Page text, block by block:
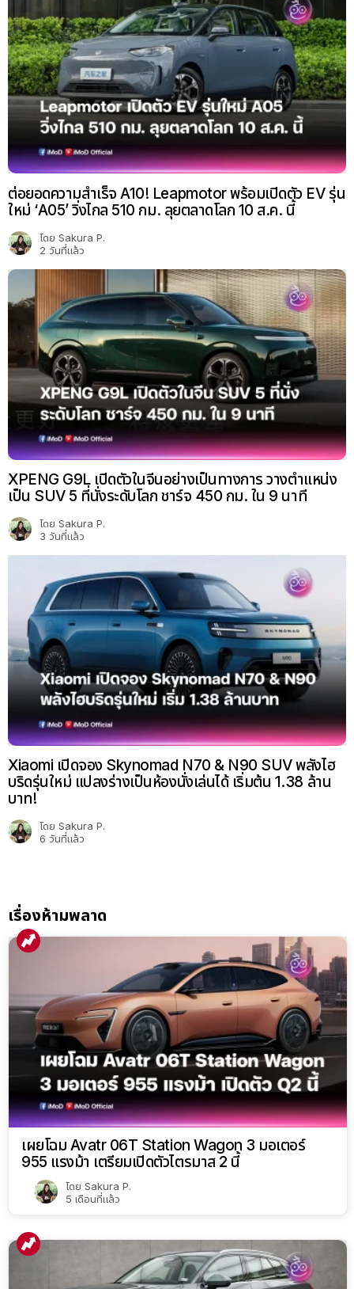
ต่อยอดความสำเร็จ A10! Leapmotor พร้อมเปิดตัว EV รุ่น
ใหม่ ‘A05’ วิ่งไกล 510 กม. ลุยตลาดโลก 10 ส.ค. นี้
โดย Sakura P.
2 วันที่แล้ว
XPENG G9L เปิดตัวในจีนอย่างเป็นทางการ วางตำแหน่ง
เป็น SUV 5 ที่นั่งระดับโลก ชาร์จ 450 กม. ใน 9 นาที
โดย Sakura P.
3 วันที่แล้ว
Xiaomi เปิดจอง Skynomad N70 & N90 SUV พลังไฮ
บริดรุ่นใหม่ แปลงร่างเป็นห้องนั่งเล่นได้ เริ่มต้น 1.38 ล้าน
บาท!
โดย Sakura P.
6 วันที่แล้ว
เรื่องห้ามพลาด
เผยโฉม Avatr 06T Station Wagon 3 มอเตอร์
955 แรงม้า เตรียมเปิดตัวไตรมาส 2 นี้
โดย Sakura P.
5 เดือนที่แล้ว